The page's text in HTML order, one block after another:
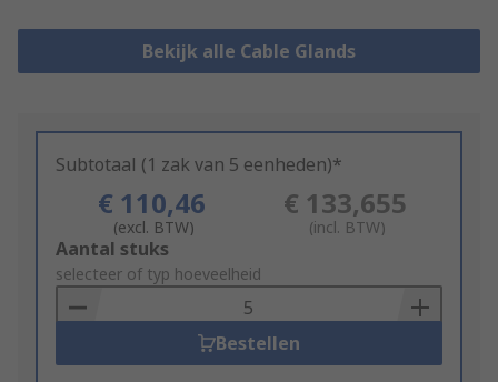
Bekijk alle Cable Glands
Subtotaal (1 zak van 5 eenheden)*
€ 110,46
(excl. BTW)
€ 133,655
(incl. BTW)
Add
to
Basket
Aantal stuks
selecteer of typ hoeveelheid
Bestellen